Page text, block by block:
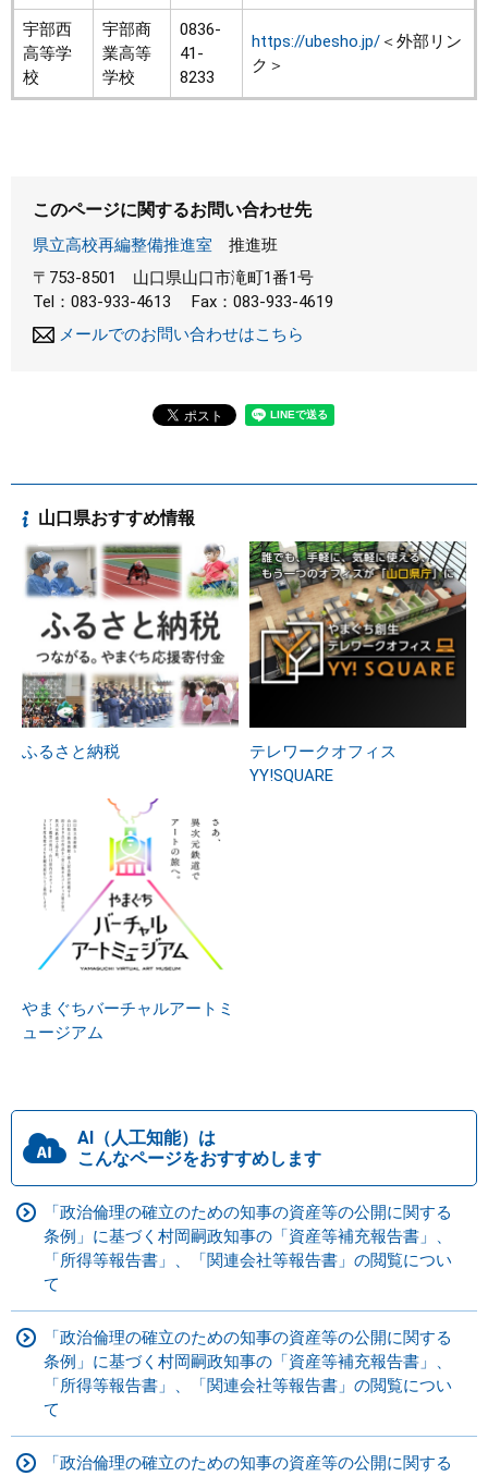
宇部西
高等学
校
宇部商
業高等
学校
0836-
41-
8233
https://ubesho.jp/＜外部リン
ク＞
このページに関するお問い合わせ先
県立高校再編整備推進室
推進班
〒753-8501
山口県山口市滝町1番1号
Tel：083-933-4613
Fax：083-933-4619
メールでのお問い合わせはこちら
山口県おすすめ情報
ふるさと納税
テレワークオフィス
YY!SQUARE
やまぐちバーチャルアートミ
ュージアム
AI（人工知能）は
こんなページをおすすめします
「政治倫理の確立のための知事の資産等の公開に関する
条例」に基づく村岡嗣政知事の「資産等補充報告書」、
「所得等報告書」、「関連会社等報告書」の閲覧につい
て
「政治倫理の確立のための知事の資産等の公開に関する
条例」に基づく村岡嗣政知事の「資産等補充報告書」、
「所得等報告書」、「関連会社等報告書」の閲覧につい
て
「政治倫理の確立のための知事の資産等の公開に関する